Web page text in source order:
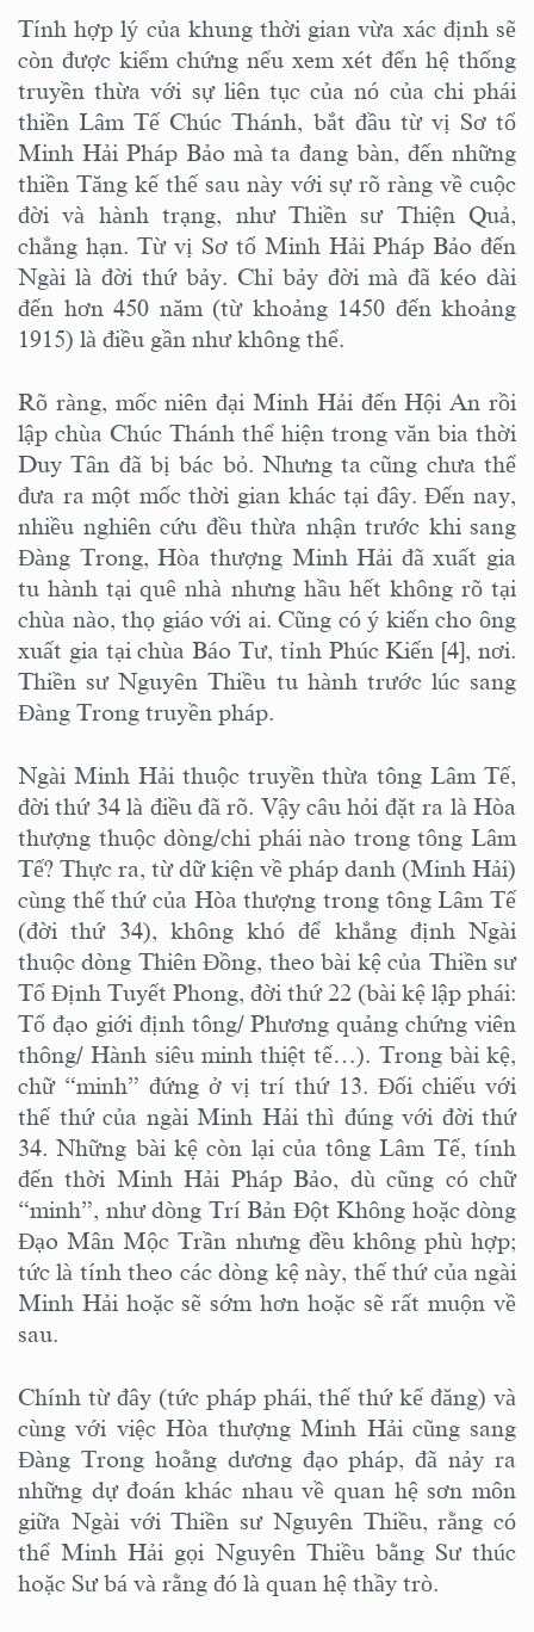
Tính hợp lý của khung thời gian vừa xác định sẽ
còn được kiểm chứng nếu xem xét đến hệ thống
truyền thừa với sự liên tục của nó của chi phái
thiền Lâm Tế Chúc Thánh, bắt đầu từ vị Sơ tổ
Minh Hải Pháp Bảo mà ta đang bàn, đến những
thiền Tăng kế thế sau này với sự rõ ràng về cuộc
đời và hành trạng, như Thiền sư Thiện Quả,
chẳng hạn. Từ vị Sơ tổ Minh Hải Pháp Bảo đến
Ngài là đời thứ bảy. Chỉ bảy đời mà đã kéo dài
đến hơn 450 năm (từ khoảng 1450 đến khoảng
1915) là điều gần như không thể.
Rõ ràng, mốc niên đại Minh Hải đến Hội An rồi
lập chùa Chúc Thánh thể hiện trong văn bia thời
Duy Tân đã bị bác bỏ. Nhưng ta cũng chưa thể
đưa ra một mốc thời gian khác tại đây. Đến nay,
nhiều nghiên cứu đều thừa nhận trước khi sang
Đàng Trong, Hòa thượng Minh Hải đã xuất gia
tu hành tại quê nhà nhưng hầu hết không rõ tại
chùa nào, thọ giáo với ai. Cũng có ý kiến cho ông
xuất gia tại chùa Báo Tư, tỉnh Phúc Kiến [4], nơi.
Thiền sư Nguyên Thiều tu hành trước lúc sang
Đàng Trong truyền pháp.
Ngài Minh Hải thuộc truyền thừa tông Lâm Tế,
đời thứ 34 là điều đã rõ. Vậy câu hỏi đặt ra là Hòa
thượng thuộc dòng/chi phái nào trong tông Lâm
Tế? Thực ra, từ dữ kiện về pháp danh (Minh Hải)
cùng thế thứ của Hòa thượng trong tông Lâm Tế
(đời thứ 34), không khó để khẳng định Ngài
thuộc dòng Thiên Đồng, theo bài kệ của Thiền sư
Tổ Định Tuyết Phong, đời thứ 22 (bài kệ lập phái:
Tổ đạo giới định tông/ Phương quảng chứng viên
thông/ Hành siêu minh thiệt tế…). Trong bài kệ,
chữ “minh” đứng ở vị trí thứ 13. Đối chiếu với
thế thứ của ngài Minh Hải thì đúng với đời thứ
34. Những bài kệ còn lại của tông Lâm Tế, tính
đến thời Minh Hải Pháp Bảo, dù cũng có chữ
“minh”, như dòng Trí Bản Đột Không hoặc dòng
Đạo Mân Mộc Trần nhưng đều không phù hợp;
tức là tính theo các dòng kệ này, thế thứ của ngài
Minh Hải hoặc sẽ sớm hơn hoặc sẽ rất muộn về
sau.
Chính từ đây (tức pháp phái, thế thứ kế đăng) và
cùng với việc Hòa thượng Minh Hải cũng sang
Đàng Trong hoằng dương đạo pháp, đã nảy ra
những dự đoán khác nhau về quan hệ sơn môn
giữa Ngài với Thiền sư Nguyên Thiều, rằng có
thể Minh Hải gọi Nguyên Thiều bằng Sư thúc
hoặc Sư bá và rằng đó là quan hệ thầy trò.